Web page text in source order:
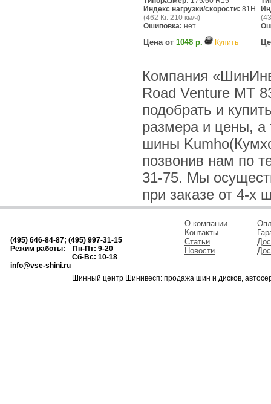
Индекс нагрузки/скорости: 81H
(462 Кг. 210 км/ч)
Ошиповка: нет
Цена от 1048 р. Купить
Компания
Road Venture MT
подобрать и
размера и цены, а
шины
позвонив нам по
31-75. Мы
при заказе от 4-х
(495) 646-84-87; (495) 997-31-15
Режим работы: Пн-Пт: 9-20
Сб-Вс: 10-18
info@vse-shini.ru
О компании
Контакты
Статьи
Новости
Шинный центр Шинивесп: продажа шин и дисков,